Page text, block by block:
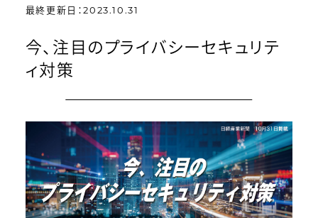
ランキング
ログイン
最終更新日：2023.10.31
今、注目のプライバシーセキュリテ
ィ対策